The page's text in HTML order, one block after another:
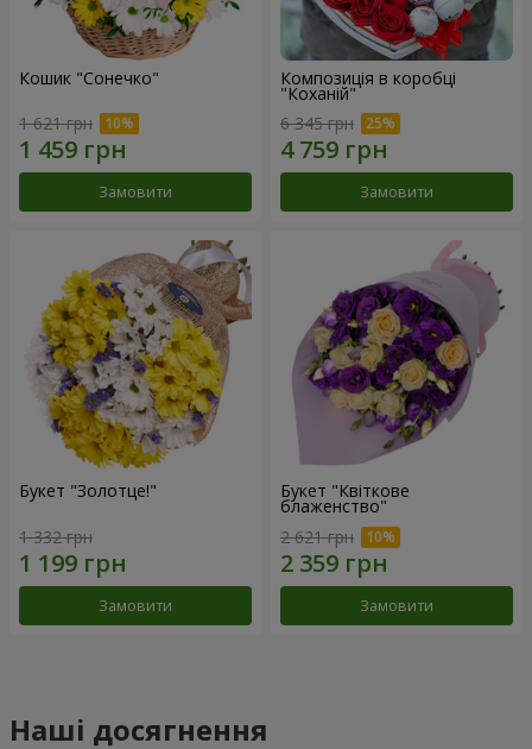
Кошик "Сонечко"
1 621 грн
Замовити
Композиція в коробці
"Коханій"
6 345 грн
Замовити
Букет "Золотце!"
1 332 грн
Замовити
Букет "Квіткове
блаженство"
2 621 грн
Замовити
Наші досягнення